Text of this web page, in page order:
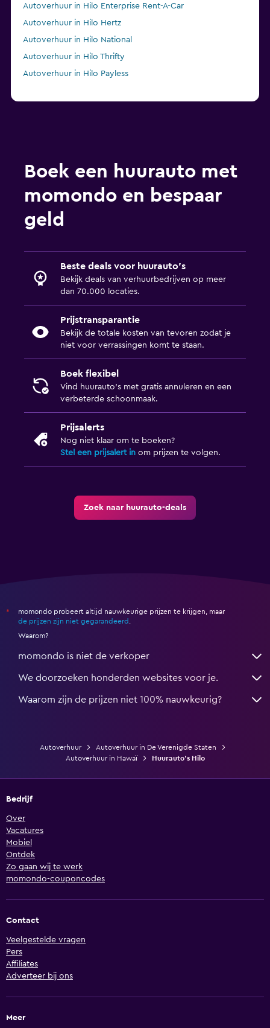
Autoverhuur in Hilo Enterprise Rent-A-Car
Autoverhuur in Hilo Hertz
Autoverhuur in Hilo National
Autoverhuur in Hilo Thrifty
Autoverhuur in Hilo Payless
Boek een huurauto met
momondo en bespaar
geld
Beste deals voor huurauto's
Bekijk deals van verhuurbedrijven op meer
dan 70.000 locaties.
Prijstransparantie
Bekijk de totale kosten van tevoren zodat je
niet voor verrassingen komt te staan.
Boek flexibel
Vind huurauto's met gratis annuleren en een
verbeterde schoonmaak.
Prijsalerts
Nog niet klaar om te boeken?
Stel een prijsalert in om prijzen te volgen.
Zoek naar huurauto-deals
*
momondo probeert altijd nauwkeurige prijzen te krijgen, maar
de prijzen zijn niet gegarandeerd .
Waarom?
momondo is niet de verkoper
We doorzoeken honderden websites voor je.
Waarom zijn de prijzen niet 100% nauwkeurig?
Autoverhuur
Autoverhuur in De Verenigde Staten
Autoverhuur in Hawaï
Huurauto's Hilo
Bedrijf
Over
Vacatures
Mobiel
Ontdek
Zo gaan wij te werk
momondo-couponcodes
Contact
Veelgestelde vragen
Pers
Affiliates
Adverteer bij ons
Meer